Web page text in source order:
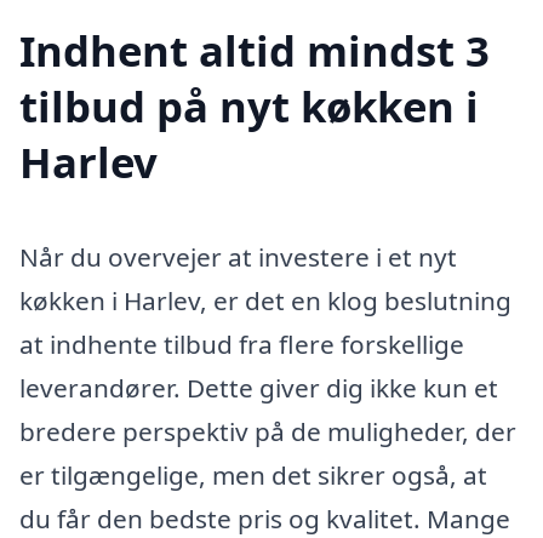
Indhent altid mindst 3
tilbud på nyt køkken i
Harlev
Når du overvejer at investere i et nyt
køkken i Harlev, er det en klog beslutning
at indhente tilbud fra flere forskellige
leverandører. Dette giver dig ikke kun et
bredere perspektiv på de muligheder, der
er tilgængelige, men det sikrer også, at
du får den bedste pris og kvalitet. Mange